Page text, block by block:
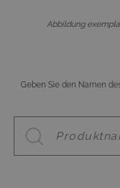
Abbildung
Geben Sie den Namen